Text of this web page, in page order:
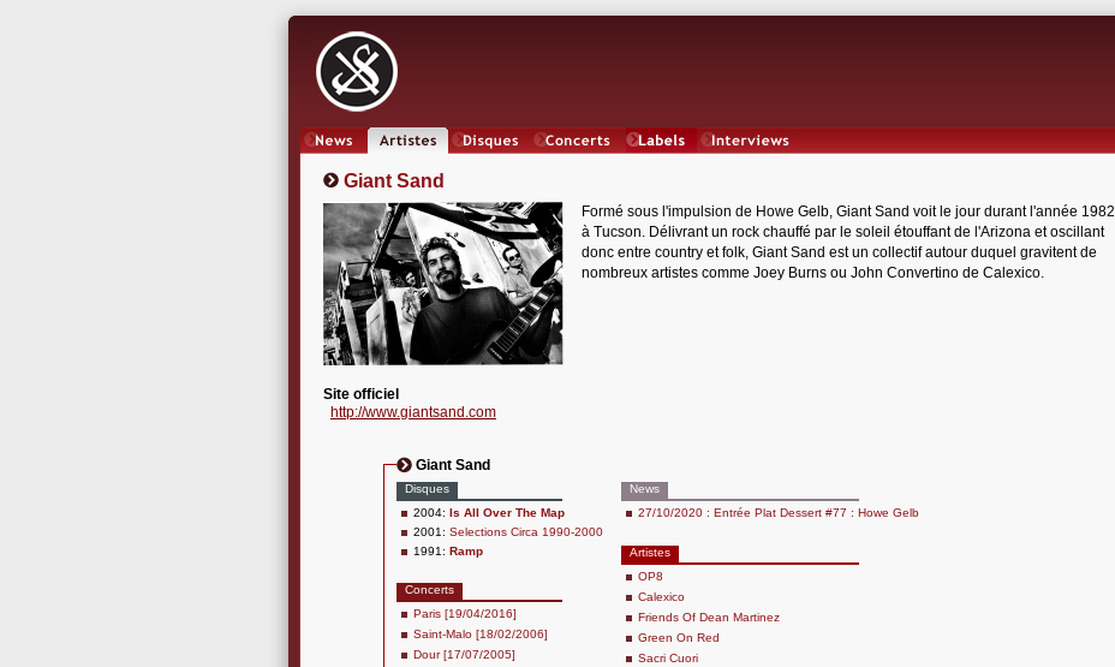
Giant Sand
Formé sous l'impulsion de Howe Gelb, Giant Sand voit le jour durant l'année 1982
à Tucson. Délivrant un rock chauffé par le soleil étouffant de l'Arizona et oscillant
donc entre country et folk, Giant Sand est un collectif autour duquel gravitent de
nombreux artistes comme Joey Burns ou John Convertino de Calexico.
Site officiel
http://www.giantsand.com
Giant Sand
Disques
2004: Is All Over The Map
2001: Selections Circa 1990-2000
1991: Ramp
Concerts
Paris [19/04/2016]
Saint-Malo [18/02/2006]
Dour [17/07/2005]
News
27/10/2020 : Entrée Plat Dessert #77 : Howe Gelb
Artistes
OP8
Calexico
Friends Of Dean Martinez
Green On Red
Sacri Cuori